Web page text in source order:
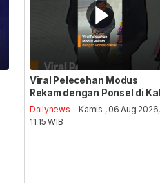
Viral Pelecehan Modus
Rekam dengan Ponsel di
Dailynews - Kamis , 06 Aug 2026,
11:15 WIB